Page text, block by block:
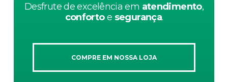
Desfrute de excelência em atendimento,
confortoe segurança.
COMPRE EM NOSSA LOJA